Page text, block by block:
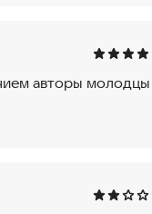
авторы молодцы